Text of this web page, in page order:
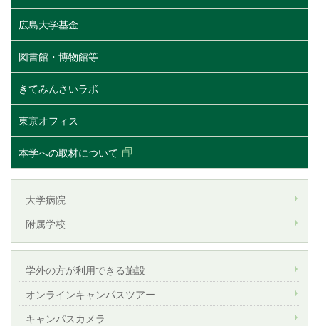
広島大学基金
図書館・博物館等
きてみんさいラボ
東京オフィス
本学への取材について
大学病院
附属学校
学外の方が利用できる施設
オンラインキャンパスツアー
キャンパスカメラ